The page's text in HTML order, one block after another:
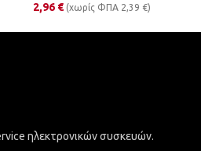
2,96 € (χωρίς ΦΠΑ 2,39 €)
ηλεκτρονικών συσκευών.